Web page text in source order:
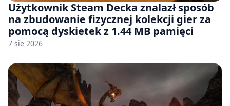
Użytkownik Steam Decka znalazł sposób
na zbudowanie fizycznej kolekcji gier za
pomocą dyskietek z 1.44 MB pamięci
7 sie 2026